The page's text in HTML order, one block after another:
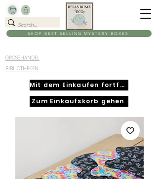
SHOP BEST SELLING MYSTERY BOXES
GROSSHANDEL
BIBLIOTHEKEN
Mit dem Einkaufen fortfahren
Zum Einkaufskorb gehen